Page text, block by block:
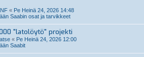
« Pe Heinä 24, 2026 14:48
Saabin osat ja tarvikkeet
"latolöytö" projekti
« Pe Heinä 24, 2026 12:00
Saabit